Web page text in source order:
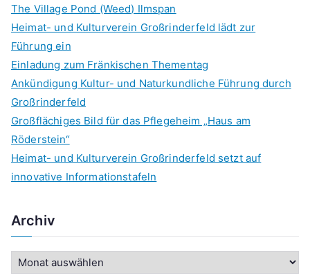
The Village Pond (Weed) Ilmspan
Heimat- und Kulturverein Großrinderfeld lädt zur
Führung ein
Einladung zum Fränkischen Thementag
Ankündigung Kultur- und Naturkundliche Führung durch
Großrinderfeld
Großflächiges Bild für das Pflegeheim „Haus am
Röderstein“
Heimat- und Kulturverein Großrinderfeld setzt auf
innovative Informationstafeln
Archiv